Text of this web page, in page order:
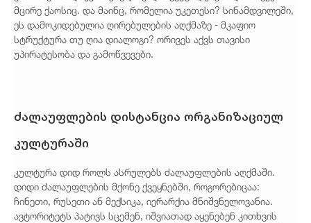
მცირე ქაოსიც. და მაინც, რომელია უკეთესი? სინამდვილეში,
ეს დამოკიდებულია ღირებულების აღქმაზე - მკაფიო
სტრუქტურა თუ ღია დიალოგი? ორივეს აქვს თავისი
უპირატესობა და გამოწვევები.
ძალაუფლების დისტანცია ორგანიზაციულ
კულტურაში
კულტურა დიდ როლს ასრულებს ძალაუფლების აღქმაში.
დიდი ძალაუფლების მქონე ქვეყნებში, როგორებიცაა:
ჩინეთი, რუსეთი ან მექსიკა, იერარქია მნიშვნელოვანია.
ავტორიტეტს პატივს სცემენ, იშვიათად აყენებენ კითხვის